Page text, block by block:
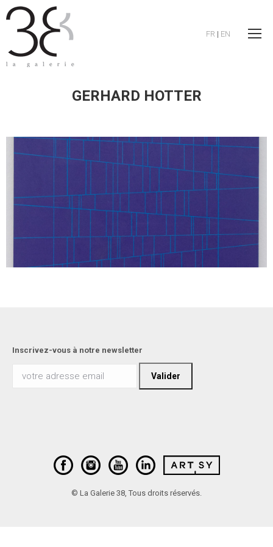
FR | EN
GERHARD HOTTER
Inscrivez-vous à notre newsletter
© La Galerie 38, Tous droits réservés.